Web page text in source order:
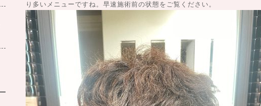
り多いメニューですね。早速施術前の状態をご覧ください。